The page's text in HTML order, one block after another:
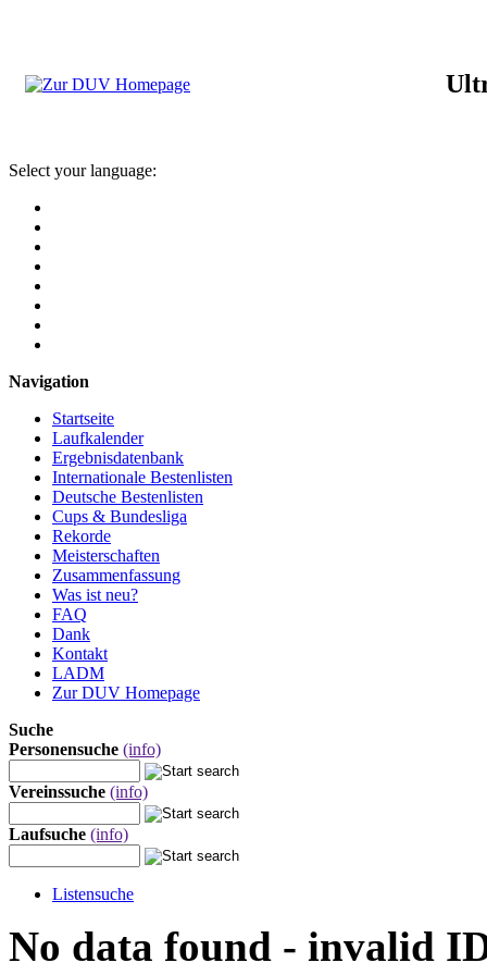
Select your language:
Navigation
Startseite
Laufkalender
Ergebnisdatenbank
Internationale Bestenlisten
Deutsche Bestenlisten
Cups & Bundesliga
Rekorde
Meisterschaften
Zusammenfassung
Was ist neu?
FAQ
Dank
Kontakt
LADM
Zur DUV Homepage
Suche
Personensuche (info)
Vereinssuche (info)
Laufsuche (info)
Listensuche
No data found - invalid